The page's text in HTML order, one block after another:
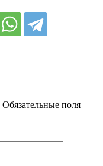
Обязательные поля